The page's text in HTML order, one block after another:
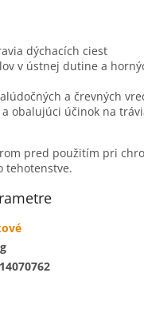
dýchacích ciest
v ústnej dutine a
a črevných
obalujúci účinok na
pred použitím pri
tehotenstve.